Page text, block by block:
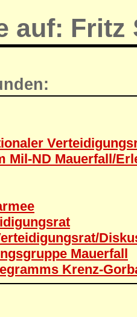
auf: Fritz
Mil-ND Mauerfall/
Mauerfall
Krenz-